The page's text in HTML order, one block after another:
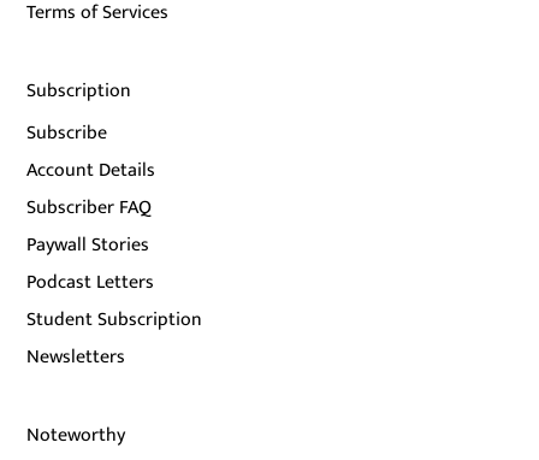
Terms of Services
Subscription
Subscribe
Account Details
Subscriber FAQ
Paywall Stories
Podcast Letters
Student Subscription
Newsletters
Noteworthy